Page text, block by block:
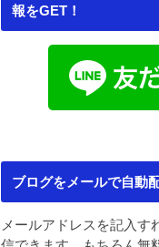
報をGET！
ブログをメールで自動
メールアドレスを記入す